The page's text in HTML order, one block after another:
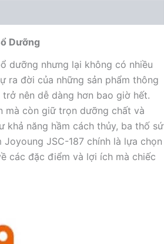
Dưỡng
dưỡng nhưng lại không có nhiều
ra đời của những sản phẩm thông
nên dễ dàng hơn bao giờ hết.
mà còn giữ trọn dưỡng chất và
khả năng hầm cách thủy, ba thố sứ
JSC-187 chính là lựa chọn
các đặc điểm và lợi ích mà chiếc